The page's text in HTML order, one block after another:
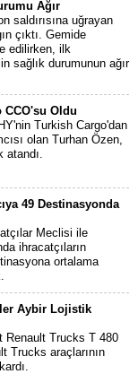
Ağır
saldırısına uğrayan
çıktı. Gemide
edilirken, ilk
sağlık durumunun ağır
CCO'su Oldu
Turkish Cargo'dan
olan Turhan Özen,
49 Destinasyonda
Meclisi ile
ihracatçıların
ortalama
Aybir Lojistik
Renault Trucks T 480
Trucks araçlarının